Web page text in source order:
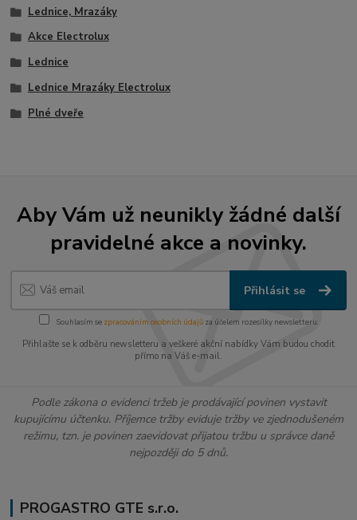
Lednice, Mrazáky
Akce Electrolux
Lednice
Lednice Mrazáky Electrolux
Plné dveře
Aby Vám už neunikly žádné další
pravidelné akce a novinky.
Přihlásit se
Souhlasím se zpracováním osobních údajůza účelem rozesílky newsletteru.
Přihlašte se k odběru newsletteru a veškeré akční nabídky Vám budou chodit
přímo na Váš e-mail.
Podle zákona o evidenci tržeb je prodávající povinen vystavit
kupujícímu účtenku. Příjemce tržby eviduje tržby ve zjednodušeném
režimu, tzn. je povinen zaevidovat přijatou tržbu u správce daně
nejpozději do 5 dnů.
PROGASTRO GTE s.r.o.